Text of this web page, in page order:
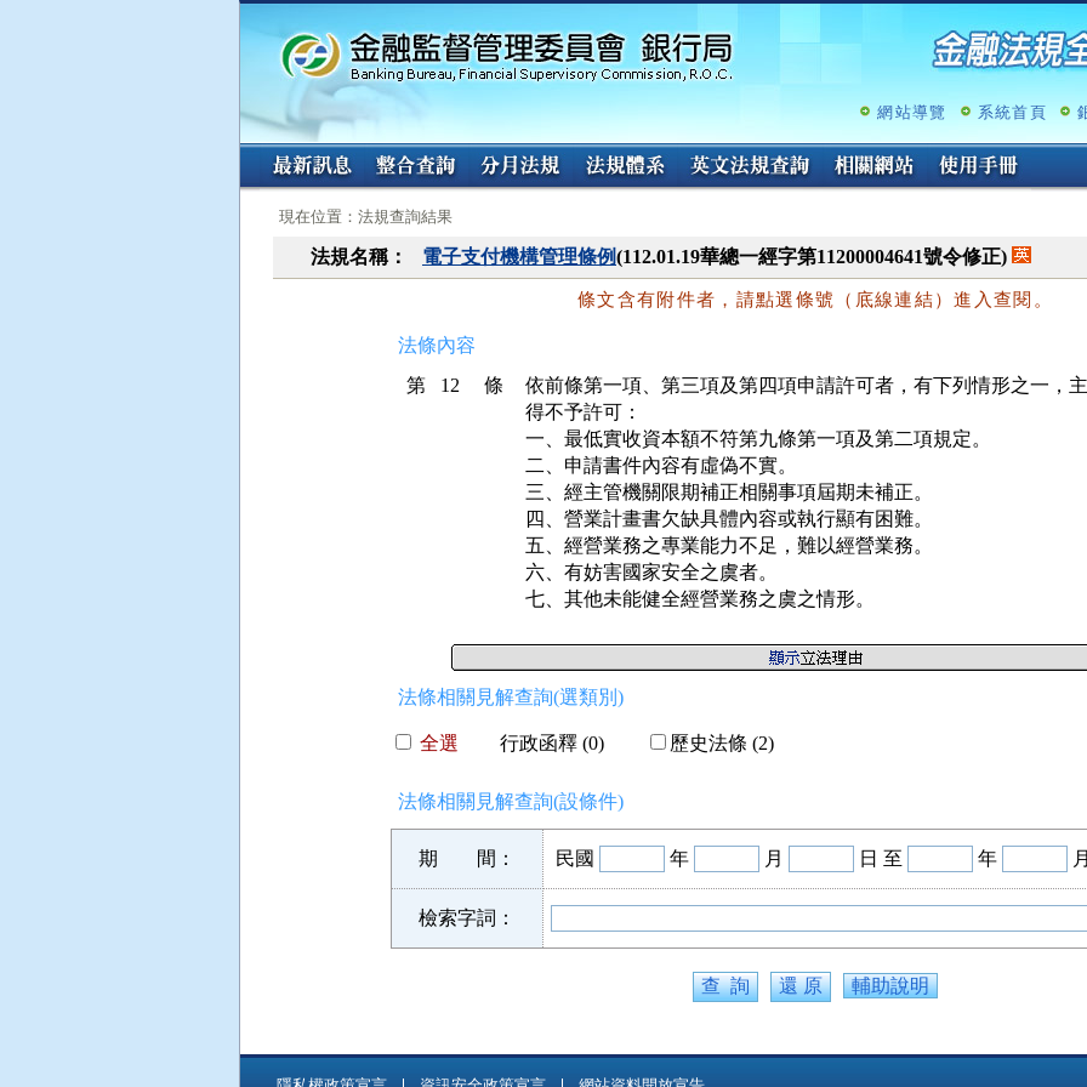
跳
容
網站導覽 系統首頁
:::
現在位置：法規查詢結果
法規名稱： 電子支付機構管理條例(112.01.19華總一經字第11200004641號令修正)
條文含有附件者，請點選條號（底線連結）進入查閱。
法條內容
第 12 條
依前條第一項、第三項及第四項申請許可者，有下列情形之一，
得不予許可：
一、最低實收資本額不符第九條第一項及第二項規定。
二、申請書件內容有虛偽不實。
三、經主管機關限期補正相關事項屆期未補正。
四、營業計畫書欠缺具體內容或執行顯有困難。
五、經營業務之專業能力不足，難以經營業務。
六、有妨害國家安全之虞者。
七、其他未能健全經營業務之虞之情形。
法條相關見解查詢(選類別)
全選 行政函釋 (0) 歷史法條 (2)
法條相關見解查詢(設條件)
期 間： 民國 年 月 日 至 年
檢索字詞：
輔助說明